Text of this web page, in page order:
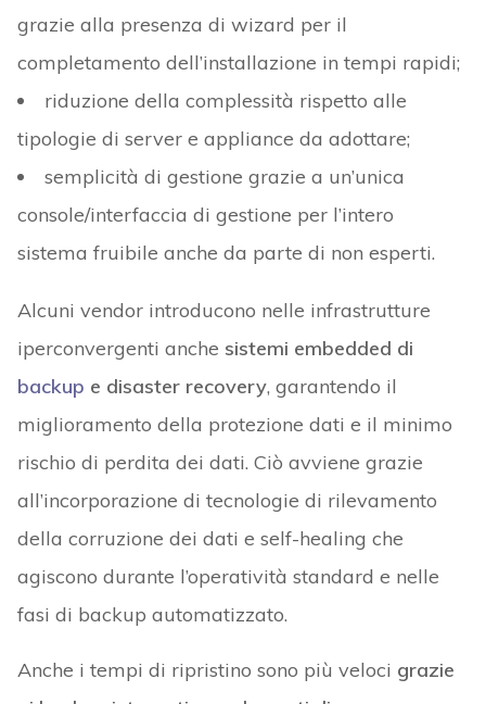
grazie alla presenza di wizard per il
completamento dell’installazione in tempi rapidi;
riduzione della complessità rispetto alle
tipologie di server e appliance da adottare;
semplicità di gestione grazie a un’unica
console/interfaccia di gestione per l’intero
sistema fruibile anche da parte di non esperti.
Alcuni vendor introducono nelle infrastrutture
iperconvergenti anche sistemi embedded di
backup e disaster recovery, garantendo il
miglioramento della protezione dati e il minimo
rischio di perdita dei dati. Ciò avviene grazie
all’incorporazione di tecnologie di rilevamento
della corruzione dei dati e self-healing che
agiscono durante l’operatività standard e nelle
fasi di backup automatizzato.
Anche i tempi di ripristino sono più veloci grazie